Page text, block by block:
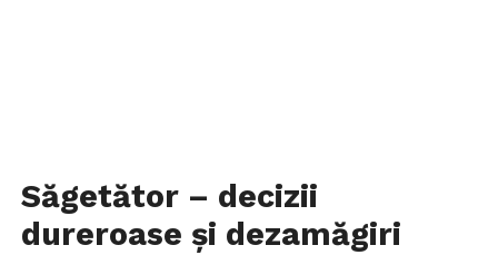
Săgetător – decizii
dureroase și dezamăgiri